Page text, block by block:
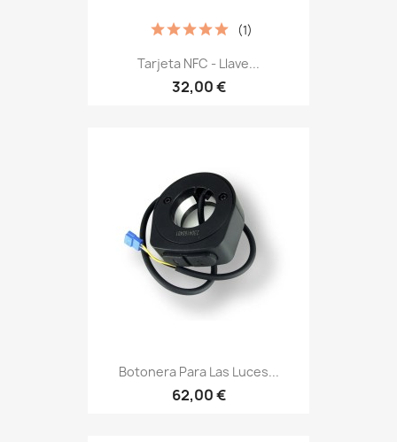
Tarjeta NFC - Llave...
32,00 €
(1)
Botonera Para Las Luces...
62,00 €